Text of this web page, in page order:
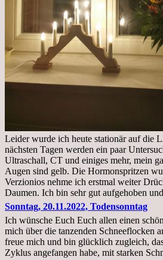
Leider wurde ich heute stationär auf die
nächsten Tagen werden ein paar
Ultraschall, CT und einiges mehr, mein
Augen sind gelb. Die Hormonspritzen
Verzionios nehme ich erstmal weiter
Daumen. Ich bin sehr gut aufgehoben
Sonntag, 20.11.2022, Todensonntag
Ich wünsche Euch Euch allen einen
mich über die tanzenden Schneeflocken
freue mich und bin glücklich zugleich,
Zyklus angefangen habe, mit starken